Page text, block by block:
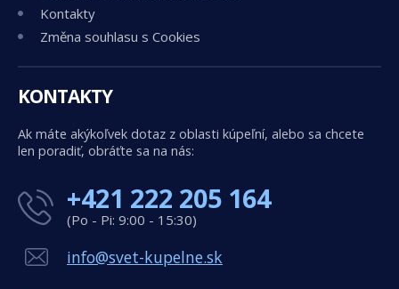
Kontakty
Změna souhlasu s Cookies
KONTAKTY
Ak máte akýkoľvek dotaz z oblasti kúpeľní, alebo sa chcete
len poradiť, obráťte sa na nás:
+421 222 205 164
(Po - Pi: 9:00 - 15:30)
info@svet-kupelne.sk